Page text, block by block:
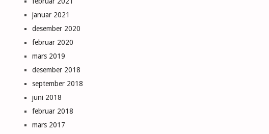
januar 2021
desember 2020
februar 2020
mars 2019
desember 2018
september 2018
juni 2018
februar 2018
mars 2017